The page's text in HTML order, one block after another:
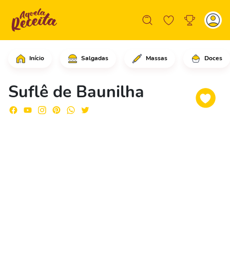
Início Salgadas Massas Doces
Suflê de Baunilha
Em uma panela grande, adicione o